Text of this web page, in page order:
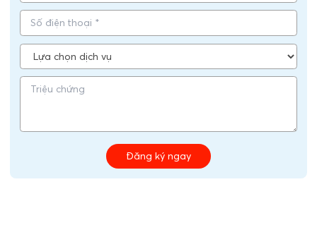
Đăng ký ngay